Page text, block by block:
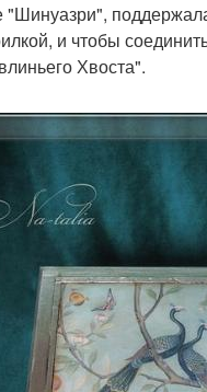
"Шинуазри",
и чтобы
Хвоста".